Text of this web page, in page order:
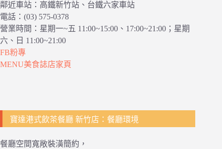
鄰近車站：高鐵新竹站、台鐵六家車站
電話：(03) 575-0378
營業時間：星期一~五 11:00~15:00、17:00~21:00；星期
六、日 11:00~21:00
FB粉專
MENU美食誌店家頁
寶達港式飲茶餐廳 新竹店：餐廳環境
餐廳空間寬敞裝潢簡約，